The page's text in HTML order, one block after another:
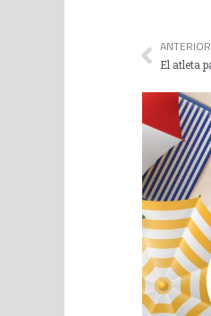
ANTERIOR